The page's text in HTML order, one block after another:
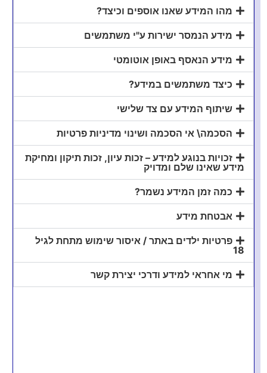
דיווח על פעילות בקריפטו לרשות המיסים
הכנת טופס 1399 על קריפטו ללקוחות מיוצגים ע"י
רו"ח אחרים
מהו המידע שאנו אוספים וכיצד?
מידע הנמסר ישירות ע"י משתמשים
מידע הנאסף באופן אוטומטי
כיצד משתמשים במידע?
שיתוף המידע עם צד שלישי
הסכמה\ אי הסכמה ושינוי מדיניות פרטיות
זכויות בנוגע למידע – זכות עיון, זכות תיקון ומחיקת
מידע שאינו שלם ומדויק
כמה זמן המידע נשמר?
אבטחת מידע
פרטיות ילדים באתר / איסור שימוש מתחת לגיל
18
מי אחראי למידע ודרכי יצירת קשר